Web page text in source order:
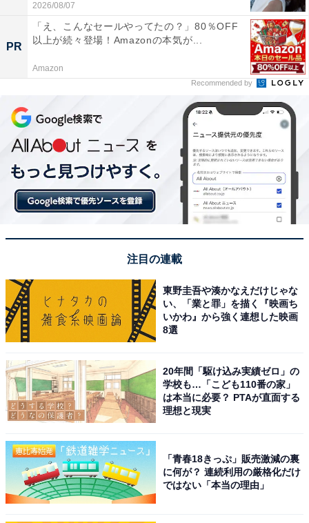
2026/08/07
PR
「え、こんなセールやってたの？」80％OFF
以上が続々登場！Amazonの本気が...
Amazon
Recommended by
注目の連載
東野圭吾や湊かなえだけじゃな
い、「業と罪」を描く『映画ち
いかわ』から強く連想した映画
8選
20年間「駆け込み実績ゼロ」の
学校も…「こども110番の家」
は本当に必要？ PTAが直面する
理想と現実
「青春18きっぷ」販売激減の裏
に何が？ 連続利用の厳格化だけ
ではない「本当の理由」